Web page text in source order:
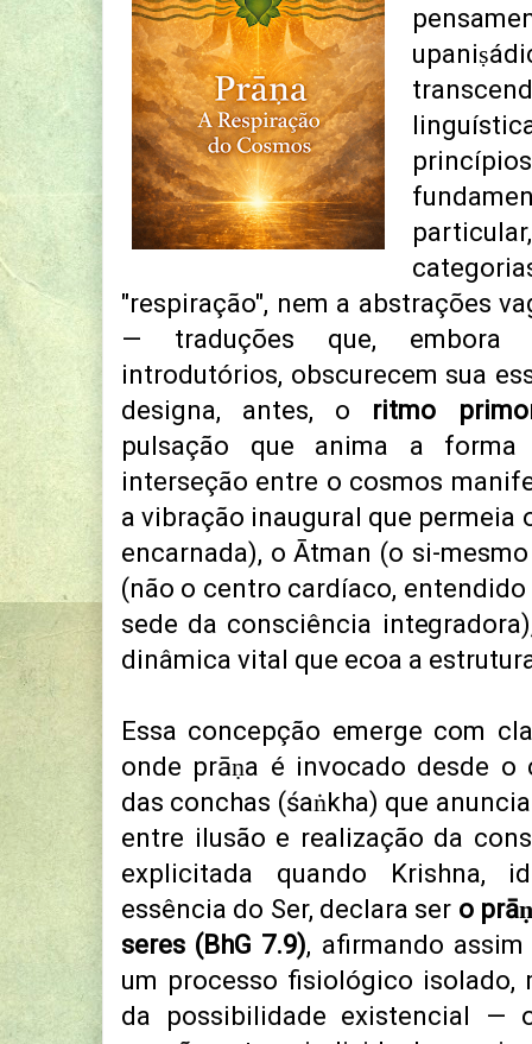
"respiração", nem a abstrações
— traduções que, embora
introdutórios, obscurecem sua
designa, antes, o ritmo
pulsação que anima a forma
interseção entre o cosmos
a vibração inaugural que permeia
encarnada), o Ātman (o si-
(não o centro cardíaco,
sede da consciência
dinâmica vital que ecoa a
Essa concepção emerge com
onde prāṇa é invocado desde
das conchas (śaṅkha) que
entre ilusão e realização da
explicitada quando Krishna,
essência do Ser, declara ser o
seres (BhG 7.9), afirmando
um processo fisiológico isolado,
da possibilidade existencial —